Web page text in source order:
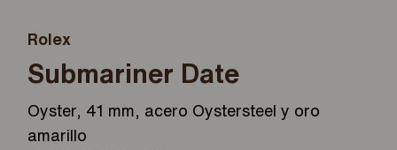
Rolex
Submariner Date
Oyster, 41 mm, acero Oystersteel y oro
amarillo